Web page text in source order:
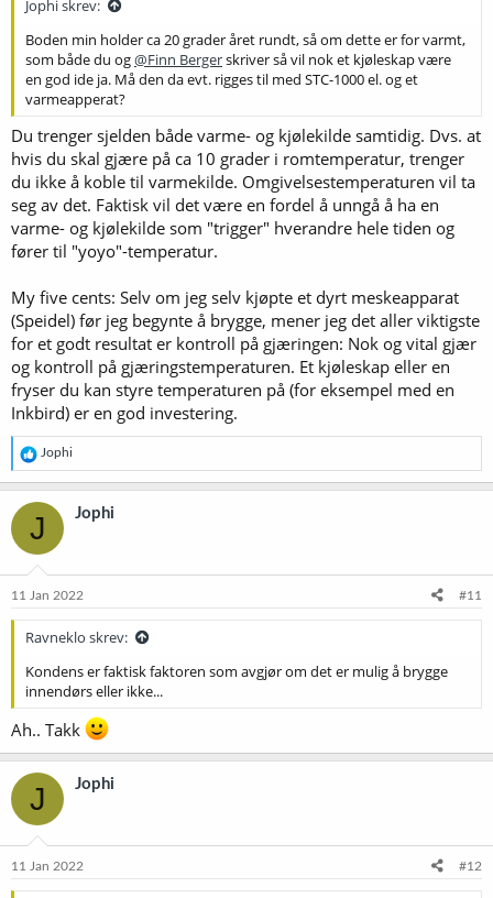
Jophi skrev:
Boden min holder ca 20 grader året rundt, så om dette er for varmt,
som både du og@Finn Bergerskriver så vil nok et kjøleskap være
en god ide ja. Må den da evt. rigges til med STC-1000 el. og et
varmeapperat?
Du trenger sjelden både varme- og kjølekilde samtidig. Dvs. at
hvis du skal gjære på ca 10 grader i romtemperatur, trenger
du ikke å koble til varmekilde. Omgivelsestemperaturen vil ta
seg av det. Faktisk vil det være en fordel å unngå å ha en
varme- og kjølekilde som "trigger" hverandre hele tiden og
fører til "yoyo"-temperatur.
My five cents: Selv om jeg selv kjøpte et dyrt meskeapparat
(Speidel) før jeg begynte å brygge, mener jeg det aller viktigste
for et godt resultat er kontroll på gjæringen: Nok og vital gjær
og kontroll på gjæringstemperaturen. Et kjøleskap eller en
fryser du kan styre temperaturen på (for eksempel med en
Inkbird) er en god investering.
R
e
a
k
s
j
o
e
Jophi
J Jophi
11 Jan 2022 #11
Ravneklo skrev:
Kondens er faktisk faktoren som avgjør om det er mulig å brygge
innendørs eller ikke...
Ah.. Takk
J Jophi
11 Jan 2022 #12